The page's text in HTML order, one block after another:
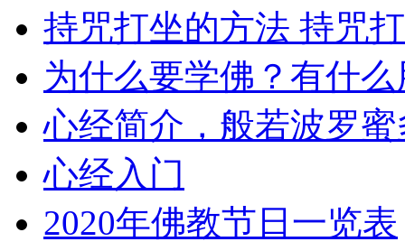
持咒打坐的方法 持咒
为什么要学佛？有什
心经简介，般若波罗
心经入门
2020年佛教节日一览表